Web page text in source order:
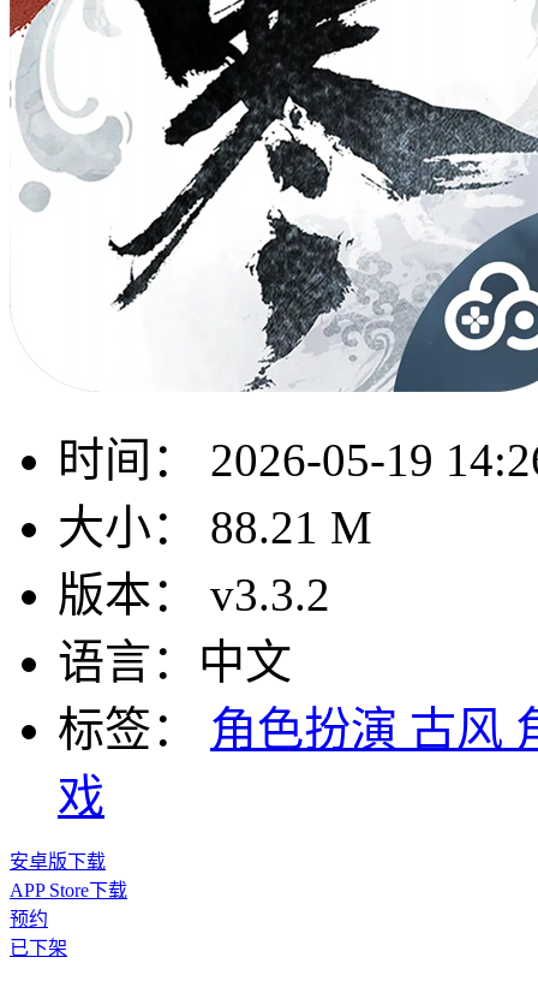
时间：
2026-05-19
大小：
88.21 M
版本：
v3.3.2
语言： 中文
标签：
角色扮演 古风
戏
安卓版下载
APP Store下载
预约
已下架